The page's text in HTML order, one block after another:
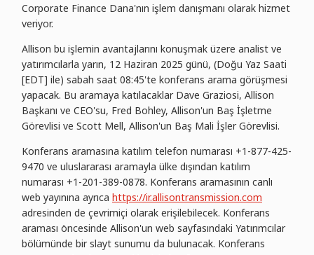
Corporate Finance Dana'nın işlem danışmanı olarak hizmet
veriyor.
Allison bu işlemin avantajlarını konuşmak üzere analist ve
yatırımcılarla yarın, 12 Haziran 2025 günü, (Doğu Yaz Saati
[EDT] ile) sabah saat 08:45'te konferans arama görüşmesi
yapacak. Bu aramaya katılacaklar Dave Graziosi, Allison
Başkanı ve CEO'su, Fred Bohley, Allison'un Baş İşletme
Görevlisi ve Scott Mell, Allison'un Baş Mali İşler Görevlisi.
Konferans aramasına katılım telefon numarası +1-877-425-
9470 ve uluslararası aramayla ülke dışından katılım
numarası +1-201-389-0878. Konferans aramasının canlı
web yayınına ayrıca https://ir.allisontransmission.com
adresinden de çevrimiçi olarak erişilebilecek. Konferans
araması öncesinde Allison'un web sayfasındaki Yatırımcılar
bölümünde bir slayt sunumu da bulunacak. Konferans